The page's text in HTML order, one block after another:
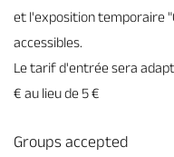
et l'exposition temporaire
accessibles.
Le tarif d'entrée sera
€ au lieu de 5 €
Groups accepted